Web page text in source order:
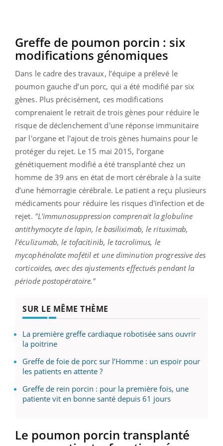
Greffe de poumon porcin : six
modifications génomiques
Dans le cadre des travaux, l’équipe a prélevé le
poumon gauche d’un porc, qui a été modifié par six
gènes. Plus précisément, ces modifications
comprenaient le retrait de trois gènes pour réduire le
risque de déclenchement d'une réponse immunitaire
par l'organe et l'ajout de trois gènes humains pour le
protéger du rejet. Le 15 mai 2015, l’organe
génétiquement modifié a été transplanté chez un
homme de 39 ans en état de mort cérébrale à la suite
d’une hémorragie cérébrale. Le patient a reçu plusieurs
médicaments pour réduire les risques d'infection et de
rejet. "L'immunosuppression comprenait la globuline
antithymocyte de lapin, le basiliximab, le rituximab,
l'éculizumab, le tofacitinib, le tacrolimus, le
mycophénolate mofétil et une diminution progressive des
corticoïdes, avec des ajustements effectués pendant la
période postopératoire."
SUR LE MÊME THÈME
La première greffe cardiaque robotisée sans ouvrir
la poitrine
Greffe de foie de porc sur l’Homme : un espoir pour
les patients en attente ?
Greffe de rein porcin : pour la première fois, une
patiente vit en bonne santé depuis 61 jours
Le poumon porcin transplanté